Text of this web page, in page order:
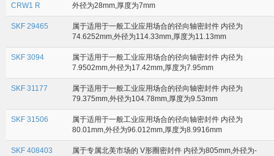
CRW1 R
外径为28mm,厚度为7mm
SKF 29465
属于适用于一般工业应用场合的径向轴密封件 内径为
74.6252mm,外径为114.33mm,厚度为11.13mm
SKF 3094
属于适用于一般工业应用场合的径向轴密封件 内径为
7.9502mm,外径为17.42mm,厚度为7.95mm
SKF 31177
属于适用于一般工业应用场合的径向轴密封件 内径为
79.375mm,外径为104.78mm,厚度为9.53mm
SKF 31506
属于适用于一般工业应用场合的径向轴密封件 内径为
80.01mm,外径为96.012mm,厚度为8.9916mm
SKF 408403
属于专属北美市场的 V形圈密封件 内径为805mm,外径为-